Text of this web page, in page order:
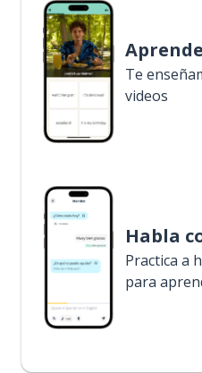
Te
videos
Habla
Practica a
para